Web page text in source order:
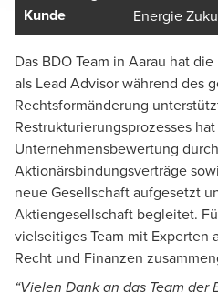
Kunde Energie
Das BDO Team in Aarau hat
als Lead Advisor während des
Rechtsformänderung
Restrukturierungsprozesses
Unternehmensbewertung
Aktionärsbindungsverträge
neue Gesellschaft aufgesetzt
Aktiengesellschaft begleitet.
vielseitiges Team mit Experten
Recht und Finanzen
“Vielen Dank an das Team
Branchencenter NPO &
Partner
David Ehrensperger
Rechtsanwalt, Fachgruppe